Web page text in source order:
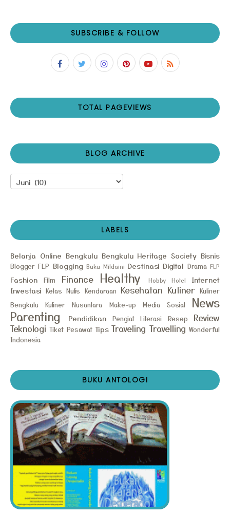
SUBSCRIBE & FOLLOW
TOTAL PAGEVIEWS
BLOG ARCHIVE
LABELS
Belanja Online Bengkulu Bengkulu Heritage Society Bisnis
Blogger FLP Blogging Buku Mildaini Destinasi Digital Drama FLP
Fashion Film Finance Healthy Hobby Hotel
Internet
Investasi Kelas Nulis Kendaraan Kesehatan Kuliner Kuliner
Bengkulu
Kuliner Nusantara Make-up Media Sosial
News
Parenting
Pendidikan Pengiat Literasi Resep
Review
Teknologi Tiket Pesawat Tips Traveling Travelling Wonderful
Indonesia
BUKU ANTOLOGI